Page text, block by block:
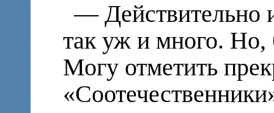
— Действительно
так уж и много. Но,
Могу отметить